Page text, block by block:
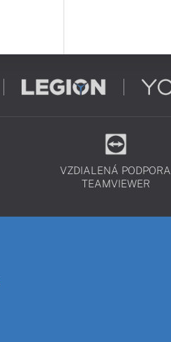
VZDIALENÁ PODPORA
TEAMVIEWER